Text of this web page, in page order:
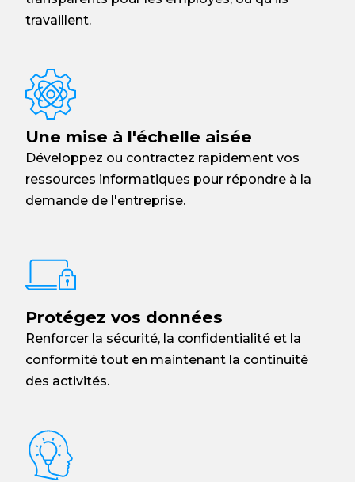
travaillent.
Une mise à l'échelle aisée
Développez ou contractez rapidement vos
ressources informatiques pour répondre à la
demande de l'entreprise.
Protégez vos données
Renforcer la sécurité, la confidentialité et la
conformité tout en maintenant la continuité
des activités.